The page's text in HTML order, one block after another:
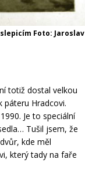
Foto: Jaroslav
totiž dostal velkou
páteru Hradcovi.
Je to speciální
Tušil jsem, že
kde měl
který tady na faře